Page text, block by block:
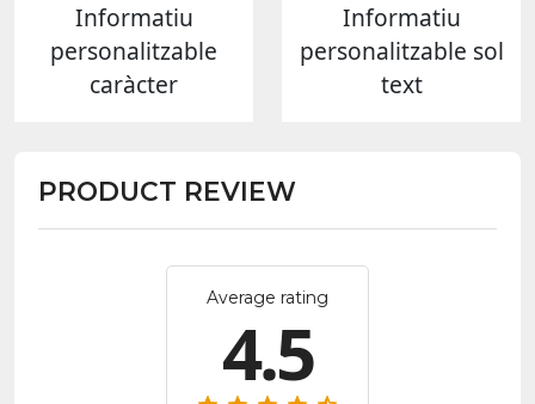
Informatiu
personalitzable
caràcter
Informatiu
personalitzable sol
text
PRODUCT REVIEW
Average rating
4.5